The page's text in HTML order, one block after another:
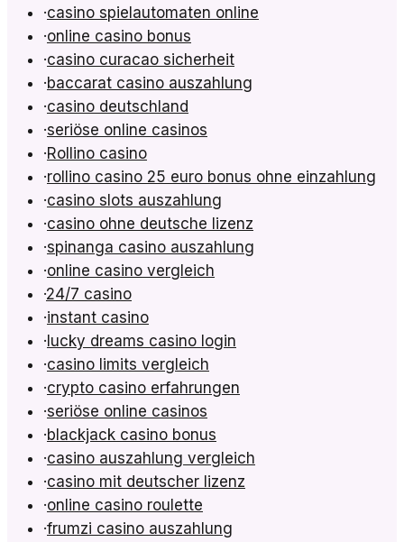
·casino spielautomaten online
·online casino bonus
·casino curacao sicherheit
·baccarat casino auszahlung
·casino deutschland
·seriöse online casinos
·Rollino casino
·rollino casino 25 euro bonus ohne einzahlung
·casino slots auszahlung
·casino ohne deutsche lizenz
·spinanga casino auszahlung
·online casino vergleich
·24/7 casino
·instant casino
· lucky dreams casino login
·casino limits vergleich
·crypto casino erfahrungen
·seriöse online casinos
·blackjack casino bonus
·casino auszahlung vergleich
·casino mit deutscher lizenz
·online casino roulette
·frumzi casino auszahlung